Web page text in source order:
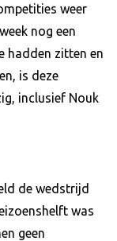
weer
nog een
hadden zitten en
is deze
inclusief Nouk
de wedstrijd
was
geen